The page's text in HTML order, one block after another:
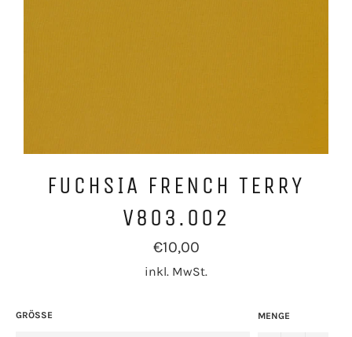
FUCHSIA FRENCH TERRY
V803.002
Normaler
Preis
€10,00
inkl. MwSt.
GRÖSSE MENGE